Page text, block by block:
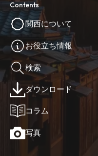
Contents
関西について
お役立ち情報
検索
ダウンロード
コラム
写真